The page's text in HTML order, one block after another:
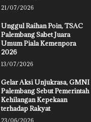
21/07/2026
Unggul Raihan Poin, TSAC
Palembang Sabet Juara
Umum Piala Kemenpora
2026
13/07/2026
Gelar Aksi Unjukrasa, GMNI
Palembang Sebut Pemerintah
Kehilangan Kepekaan
terhadap Rakyat
23/06/2026